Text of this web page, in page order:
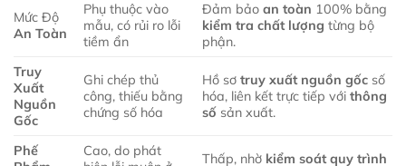
Mức Độ
An Toàn
Phụ thuộc vào
mẫu, có rủi ro lỗi
tiềm ẩn
Đảm bảoan toàn 100% bằng
kiểm tra chất lượng từng bộ
phận.
Truy
Xuất
Nguồn
Gốc
Ghi chép thủ
công, thiếu bằng
chứng số hóa
Hồ sơtruy xuất nguồn gốc số
hóa, liên kết trực tiếp vớithông
số sản xuất.
Phế
Cao, do phát
Thấp, nhờ kiểm soát quy trình